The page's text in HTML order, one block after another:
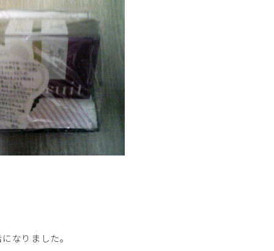
なりました。